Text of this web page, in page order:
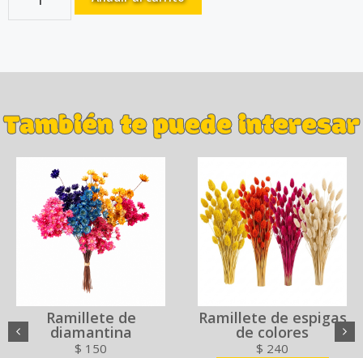
También te puede interesar
Ramillete de
diamantina
$ 150
Ramillete de espigas
de colores
$ 240